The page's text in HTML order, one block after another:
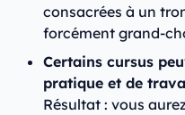
consacrées à un
forcément grand-
Certains cursus
pratique et de
Résultat : vous